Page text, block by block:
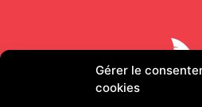
Gérer le
cookies